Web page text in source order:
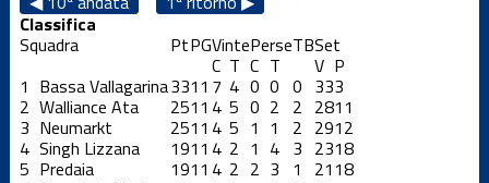
Classifica
Squadra PtPGVintePerseTBSet
C T C T V P
1 Bassa Vallagarina3311 7 4 0 0 0 333
2 Walliance Ata 2511 4 5 0 2 2 2811
3 Neumarkt 2511 4 5 1 1 2 2912
4 Singh Lizzana 1911 4 2 1 4 3 2318
5 Predaia 1911 4 2 2 3 1 2118